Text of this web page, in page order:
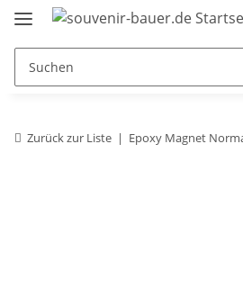
Zurück zur Liste Epoxy Magnet